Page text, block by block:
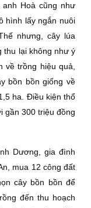
Hoà cũng như
hình lấy ngắn nuôi
nhưng, cây lúa
thu lại không như ý
về trồng hiệu quả,
bồn bồn giống về
ha. Ðiều kiện thổ
gần 300 triệu đồng
Dương, gia đình
mua 12 công đất
cây bồn bồn để
đến thu hoạch